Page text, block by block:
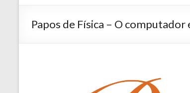
Papos de Física – O computador